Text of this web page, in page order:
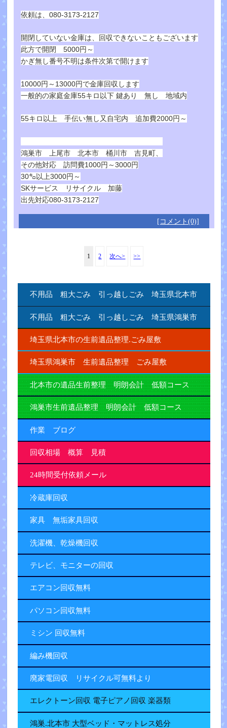
依頼は、080-3173-2127
開閉していない金庫は、回収できないこともございます
此方で開閉 5000円～
かぎ無し番号不明は条件次第で開けます
10000円～13000円で金庫回収します
一般的の家庭金庫55キロ以下 鍵あり 無し 地域内
55キロ以上 手伝い無し又自宅内 追加費2000円～
鴻巣市 上尾市 北本市 桶川市 吉見町、
その他対応 訪問費1000円～3000円
30㌔以上3000円～
SKサービス リサイクル 加藤
出先対応080-3173-2127
[コメント(0)]
1 2 次へ> >>
不用品 粗大ごみ 引っ越しごみ 埼玉県北本市
不用品 粗大ごみ 引っ越しごみ 埼玉県鴻巣市
埼玉県北本市の生前遺品整理.ごみ屋敷
埼玉県鴻巣市 生前遺品整理 ごみ屋敷
北本市の遺品生前整理 明朗会計 低額コース
鴻巣市生前遺品整理 明朗会計 低額コース
作業 ブログ
回収相場 概算 見積
24時間受付依頼メール
冷蔵庫回収
家具 無垢家具回収
洗濯機、乾燥機回収
テレビ、モニターの回収
エアコン回収無料
パソコン回収無料
ミシン 回収無料
編み機回収
廃家電回収 リサイクル可無料より
エレクトーン回収 電子ピアノ回収 楽器類
鴻巣.北本市 大型ベッド・マットレス処分